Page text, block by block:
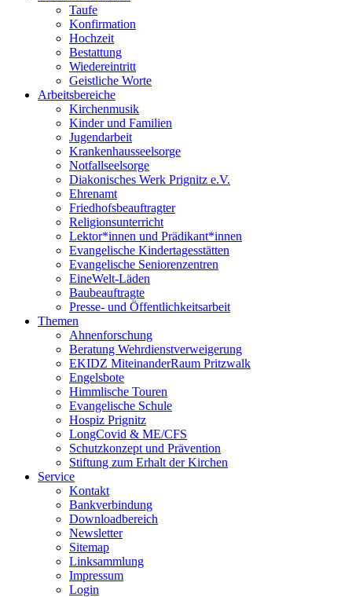
Taufe
Konfirmation
Hochzeit
Bestattung
Wiedereintritt
Geistliche Worte
Arbeitsbereiche
Kirchenmusik
Kinder und Familien
Jugendarbeit
Krankenhausseelsorge
Notfallseelsorge
Diakonisches Werk Prignitz e.V.
Ehrenamt
Friedhofsbeauftragter
Religionsunterricht
Lektor*innen und Prädikant*innen
Evangelische Kindertagesstätten
Evangelische Seniorenzentren
EineWelt-Läden
Baubeauftragte
Presse- und Öffentlichkeitsarbeit
Themen
Ahnenforschung
Beratung Wehrdienstverweigerung
EKIDZ MiteinanderRaum Pritzwalk
Engelsbote
Himmlische Touren
Evangelische Schule
Hospiz Prignitz
LongCovid & ME/CFS
Schutzkonzept und Prävention
Stiftung zum Erhalt der Kirchen
Service
Kontakt
Bankverbindung
Downloadbereich
Newsletter
Sitemap
Linksammlung
Impressum
Login